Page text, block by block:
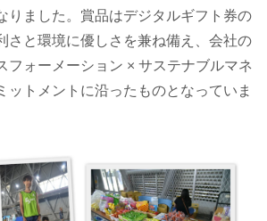
りました。賞品はデジタルギフト券の
さと環境に優しさを兼ね備え、会社の
フォーメーション × サステナブルマネ
ットメントに沿ったものとなっていま